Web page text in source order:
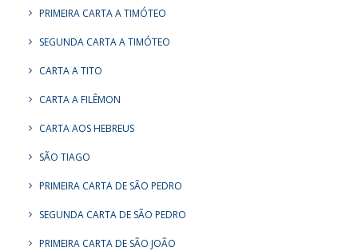
PRIMEIRA CARTA A TIMÓTEO
SEGUNDA CARTA A TIMÓTEO
CARTA A TITO
CARTA A FILÊMON
CARTA AOS HEBREUS
SÃO TIAGO
PRIMEIRA CARTA DE SÃO PEDRO
SEGUNDA CARTA DE SÃO PEDRO
PRIMEIRA CARTA DE SÃO JOÃO